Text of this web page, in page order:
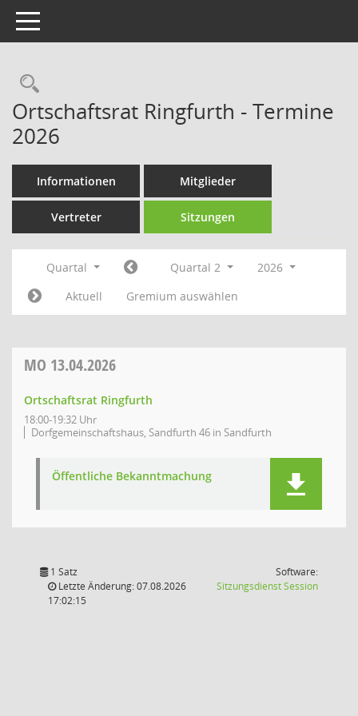
Toggle navigation
Rechercheauswahl
Ortschaftsrat Ringfurth - Termine
2026
Informationen Mitglieder
Vertreter Sitzungen
Quartal Quartal 2
2026
Aktuell
Gremium auswählen
MO 13.04.2026
Ortschaftsrat Ringfurth
18:00-19:32 Uhr
Dorfgemeinschaftshaus, Sandfurth 46 in Sandfurth
Öffentliche Bekanntmachung
1 Satz
Letzte Änderung: 07.08.2026
17:02:15
Software:
SitzungsdienstSession(Wird in